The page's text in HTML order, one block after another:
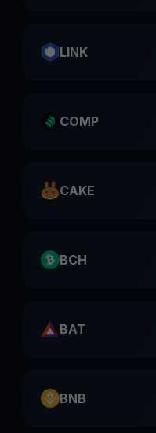
LINK
COMP
CAKE
BCH
BAT
BNB